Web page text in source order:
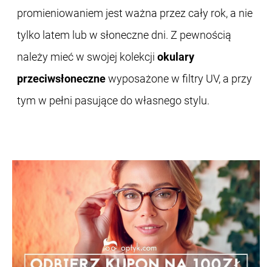
promieniowaniem jest ważna przez cały rok, a nie
tylko latem lub w słoneczne dni. Z pewnością
należy mieć w swojej kolekcji okulary
przeciwsłonecznewyposażone w filtry UV, a przy
tym w pełni pasujące do własnego stylu.